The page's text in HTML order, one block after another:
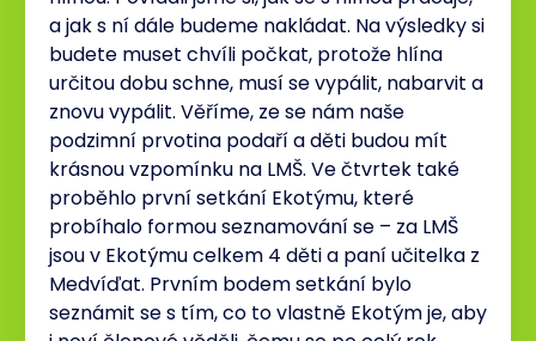
a jak s ní dále budeme nakládat. Na výsledky si
budete muset chvíli počkat, protože hlína
určitou dobu schne, musí se vypálit, nabarvit a
znovu vypálit. Věříme, ze se nám naše
podzimní prvotina podaří a děti budou mít
krásnou vzpomínku na LMŠ. Ve čtvrtek také
proběhlo první setkání Ekotýmu, které
probíhalo formou seznamování se – za LMŠ
jsou v Ekotýmu celkem 4 děti a paní učitelka z
Medvíďat. Prvním bodem setkání bylo
seznámit se s tím, co to vlastně Ekotým je, aby